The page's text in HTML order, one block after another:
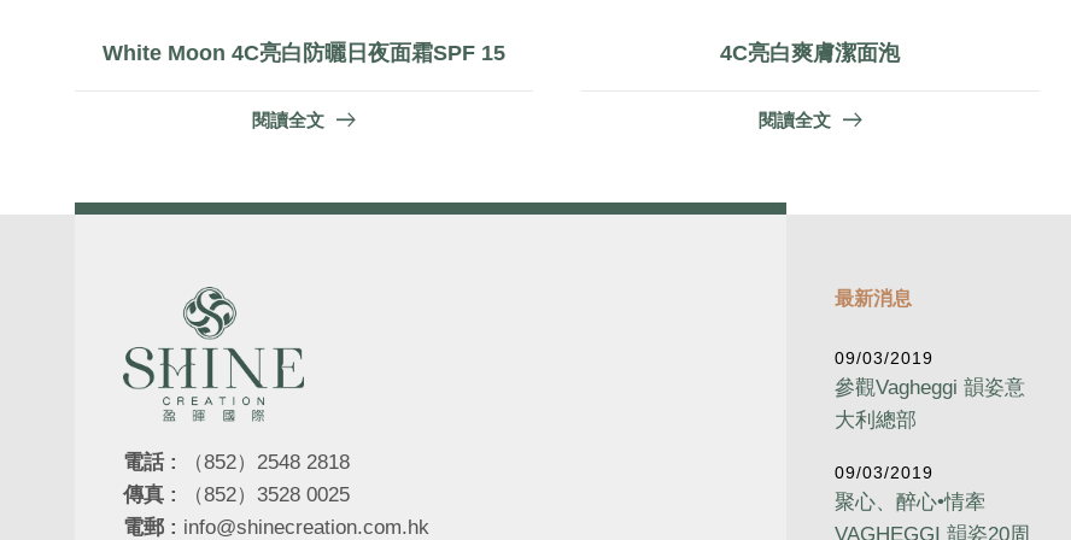
White Moon 4C亮白防曬日夜面霜SPF 15
閱讀全文
4C亮白爽膚潔面泡
閱讀全文
電話 :
（852）2548 2818
傳真 :
（852）3528 0025
電郵 : info@shinecreation.com.hk
最新消息
09/03/2019
參觀Vagheggi 韻姿意
大利總部
09/03/2019
聚心、醉心•情牽
VAGHEGGI 韻姿20周